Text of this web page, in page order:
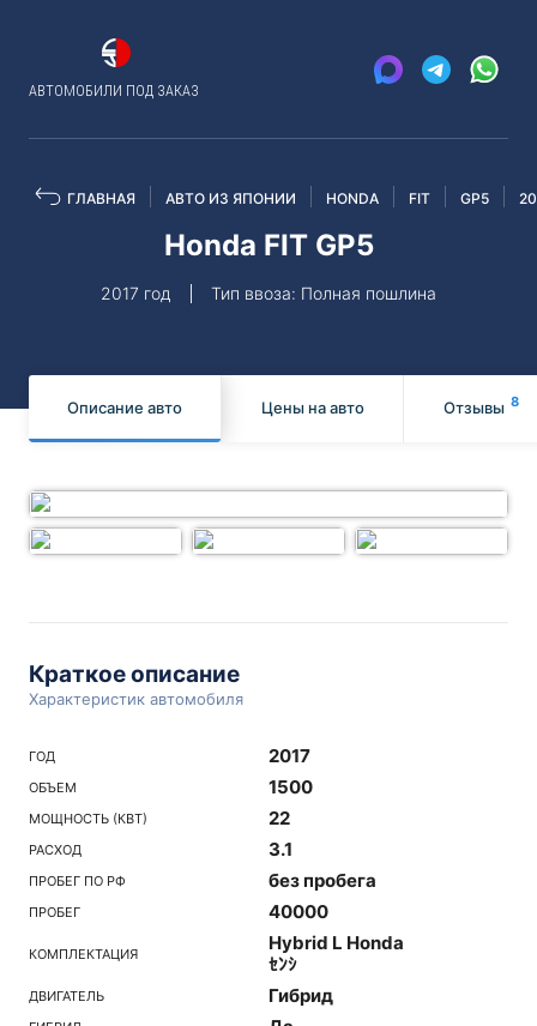
АВТОМОБИЛИ ПОД ЗАКАЗ
ГЛАВНАЯ АВТО ИЗ ЯПОНИИ HONDA FIT GP5
Honda FIT GP5
2017 год Тип ввоза: Полная пошлина
Описание авто Цены на авто Отзывы 8
Краткое описание
Характеристик автомобиля
ГОД 2017
ОБЪЕМ 1500
МОЩНОСТЬ (КВТ) 22
РАСХОД 3.1
ПРОБЕГ ПО РФ без пробега
ПРОБЕГ 40000
КОМПЛЕКТАЦИЯ
Hybrid L Honda
ｾﾝｼ
ДВИГАТЕЛЬ Гибрид